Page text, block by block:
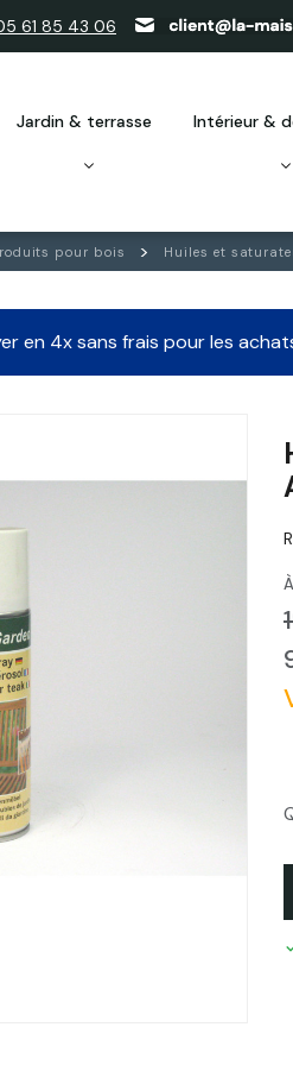
61 85 43 06
jardin & terrasse
intérieur &
pour bois Huiles et
en 4x sans frais pour les